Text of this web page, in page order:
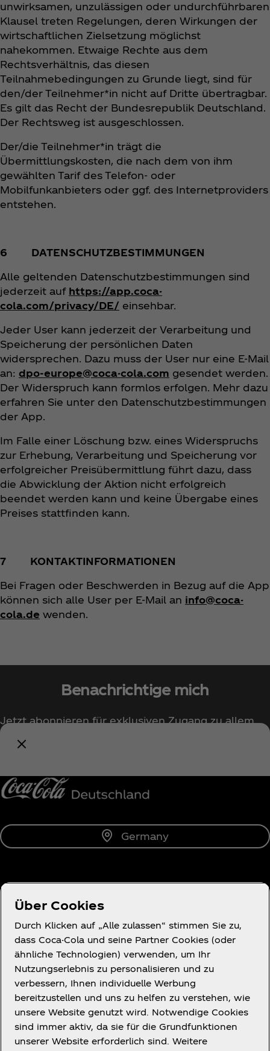
unwirksamen, unzulässigen oder undurchführbaren
Klausel treten Regelungen, deren Wirkungen der
wirtschaftlichen Zielsetzung möglichst
nahekommen. Etwaige Rechte aus dem
Rechtsverhältnis, das diesen
Teilnahmebedingungen zu Grunde liegt, sind für
den/der Teilnehmer*in nicht auf Dritte übertragbar.
Es gilt das Recht der Bundesrepublik Deutschland.
Der Rechtsweg ist ausgeschlossen.
Der/die Teilnehmer*in trägt die
Übermittlungskosten, die nach dem von ihm
gewählten Tarif des Telefon- oder
Mobilfunkanbieters oder ggf. des Internetproviders
entstehen.
6 DATENSCHUTZBESTIMMUNGEN
Alle geltenden Datenschutzbestimmungen sind
jederzeit auf https://app.coca-
cola.com/privacy/DE/ einsehbar.
Jeder User kann jederzeit der Verarbeitung und
Speicherung der persönlichen Daten
widersprechen. Dazu muss der User nur eine E-Mail
an: dpo-europe@coca-cola.com gesendet werden.
Der Widerspruch kann formlos erfolgen. Mehr dazu
erfahren Sie unter den Datenschutzbestimmungen
der App.
Im Falle einer Löschung bzw. eines Widerspruchs
zur Erhebung, Verarbeitung und Speicherung vor
erfolgreicher Preisübermittlung führt dazu, dass
die Abwicklung der Aktion nicht erfolgreich
beendet werden kann und keine Übergabe eines
Preises stattfinden kann.
7 KONTAKTINFORMATIONEN
Bei Fragen oder Beschwerden in Bezug auf die App
können sich alle User per E-Mail an info@coca-
cola.de wenden.
Benachrichtige mich
Jetzt abonnieren für exklusiven Zugang zu allem
rund um Coca‑Cola!
Germany
Über uns
Du brauchst Hilfe?
Rechtliches
Über Cookies
Durch Klicken auf „Alle zulassen“ stimmen Sie zu,
dass Coca-Cola und seine Partner Cookies (oder
ähnliche Technologien) verwenden, um Ihr
Nutzungserlebnis zu personalisieren und zu
verbessern, Ihnen individuelle Werbung
bereitzustellen und uns zu helfen zu verstehen, wie
unsere Website genutzt wird. Notwendige Cookies
sind immer aktiv, da sie für die Grundfunktionen
unserer Website erforderlich sind. Weitere